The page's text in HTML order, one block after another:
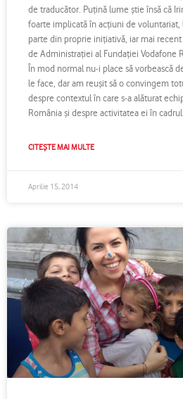
de traducător. Puţină lume ştie însă că
foarte implicată în acţiuni de
parte din proprie iniţiativă, iar mai
de Administraţiei al Fundaţiei Vodafone
În mod normal nu-i place să vorbească
le face, dar am reuşit să o convingem
despre contextul în care s-a alăturat
România şi despre activitatea ei în
CITEȘTE MAI MULTE
Aprilie 15, 2014